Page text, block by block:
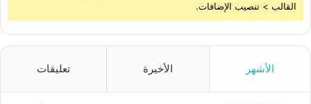
القالب > تنصيب الإضافات.
الأشهر الأخيرة تعليقات